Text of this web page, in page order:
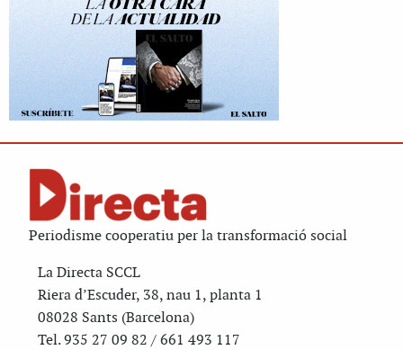
Periodisme cooperatiu per la transformació social
La Directa SCCL
Riera d’Escuder, 38, nau 1, planta 1
08028 Sants (Barcelona)
Tel. 935 27 09 82 / 661 493 117